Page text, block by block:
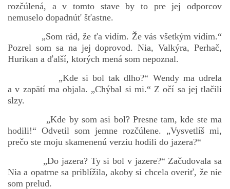
rozčúlená, a v tomto stave by to pre jej odporcov
nemuselo dopadnúť šťastne.
„Som rád, že ťa vidím. Že vás všetkým vidím.“
Pozrel som sa na jej doprovod. Nia, Valkýra, Perhač,
Hurikan a ďalší, ktorých mená som nepoznal.
„Kde si bol tak dlho?“ Wendy ma udrela
a v zapätí ma objala. „Chýbal si mi.“ Z očí sa jej tlačili
slzy.
„Kde by som asi bol? Presne tam, kde ste ma
hodili!“ Odvetil som jemne rozčúlene. „Vysvetlíš mi,
prečo ste moju skamenenú verziu hodili do jazera?“
„Do jazera? Ty si bol v jazere?“ Začudovala sa
Nia a opatrne sa priblížila, akoby si chcela overiť, že nie
som prelud.